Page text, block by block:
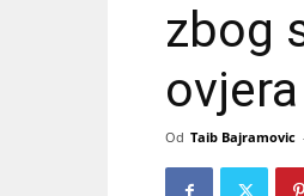
zbog
Od Taib Bajramovic